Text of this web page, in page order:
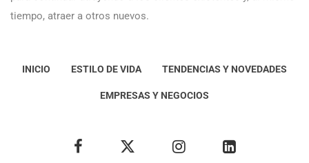
tiempo, atraer a otros nuevos.
INICIO ESTILO DE VIDA TENDENCIAS Y NOVEDADES
EMPRESAS Y NEGOCIOS